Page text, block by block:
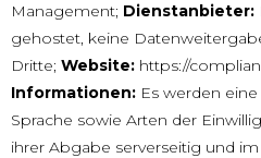
Management; Dienstanbieter:
gehostet, keine
Dritte; Website: https://
Informationen: Es werden
Sprache sowie Arten der
ihrer Abgabe serverseitig und